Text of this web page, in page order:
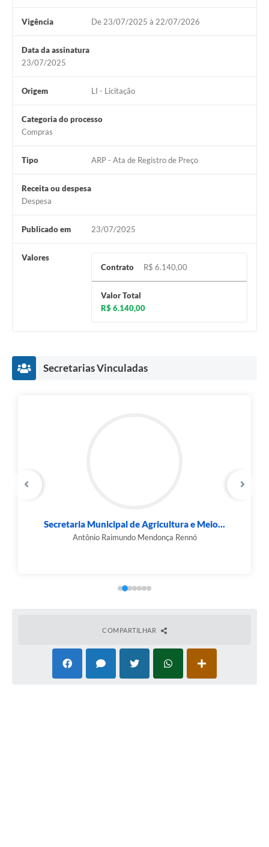
Vigência De 23/07/2025 à 22/07/2026
Data da assinatura
23/07/2025
Origem LI - Licitação
Categoria do processo
Compras
Tipo ARP - Ata de Registro de Preço
Receita ou despesa
Despesa
Publicado em 23/07/2025
Valores
Contrato
R$ 6.140,00
Valor Total
R$ 6.140,00
Secretarias Vinculadas
Secretaria Municipal de Agricultura e Meio...
Antônio Raimundo Mendonça Rennó
COMPARTILHAR